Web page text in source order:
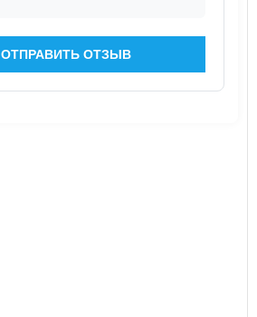
ОТПРАВИТЬ ОТЗЫВ